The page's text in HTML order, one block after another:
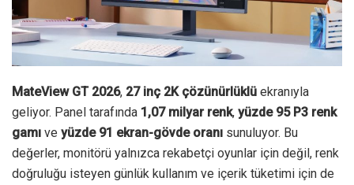
MateView GT 2026, 27 inç 2K çözünürlüklü ekranıyla
geliyor. Panel tarafında 1,07 milyar renk, yüzde 95 P3 renk
gamı ve yüzde 91 ekran-gövde oranı sunuluyor. Bu
değerler, monitörü yalnızca rekabetçi oyunlar için değil, renk
doğruluğu isteyen günlük kullanım ve içerik tüketimi için de